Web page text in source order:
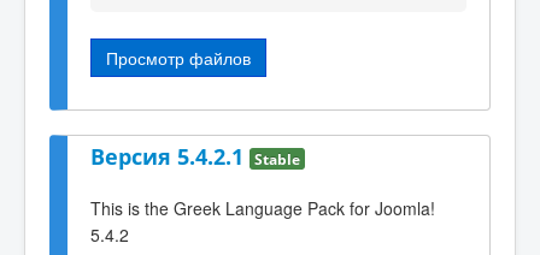
Просмотр файлов
Версия 5.4.2.1 Stable
This is the Greek Language Pack for Joomla!
5.4.2